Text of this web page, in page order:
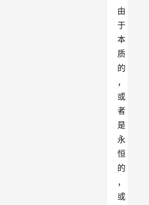
由
于
本
质
的
，
或
者
是
永
恒
的
，
或